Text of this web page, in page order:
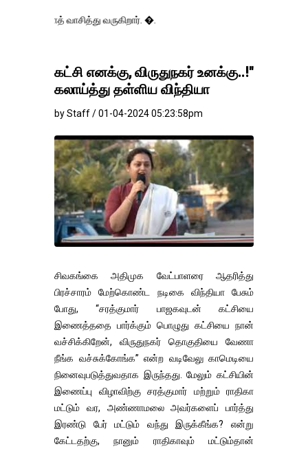
வருகிறார். �.
கட்சி எனக்கு, விருதுநகர் உனக்கு..!"
கலாய்த்து தள்ளிய விந்தியா
by Staff / 01-04-2024 05:23:58pm
சிவகங்கை அதிமுக வேட்பாளரை ஆதரித்து
பிரச்சாரம் மேற்கொண்ட நடிகை விந்தியா பேசும்
போது, “சரத்குமார் பாஜகவுடன் கட்சியை
இணைத்ததை பார்க்கும் பொழுது கட்சியை நான்
வச்சிக்கிறேன், விருதுநகர் தொகுதியை வேணா
நீங்க வச்சுக்கோங்க” என்ற வடிவேலு காமெடியை
நினைவுபடுத்துவதாக இருந்தது. மேலும் கட்சியின்
இணைப்பு விழாவிற்கு சரத்குமார் மற்றும் ராதிகா
மட்டும் வர, அண்ணாமலை அவர்களைப் பார்த்து
இரண்டு பேர் மட்டும் வந்து இருக்கீங்க? என்று
கேட்டதற்கு, நானும் ராதிகாவும் மட்டும்தான்